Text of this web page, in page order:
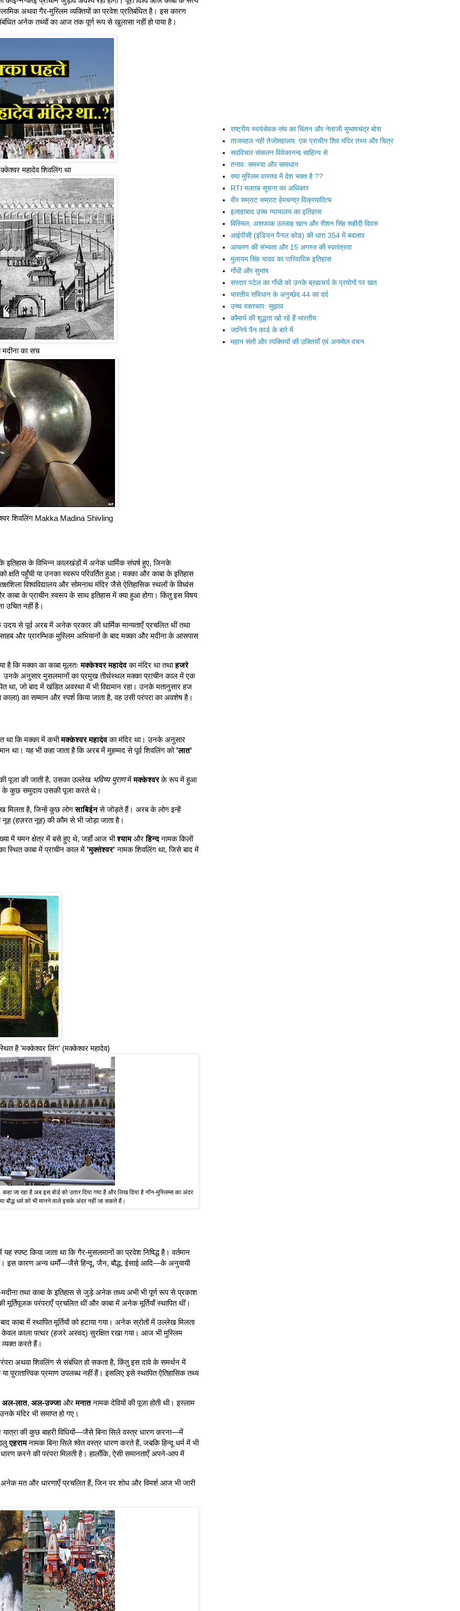
अथवा गैर-मुस्लिम व्यक्तियों का प्रवेश प्रतिबंधित है। इस कारण
अनेक तथ्यों का आज तक पूर्ण रूप से खुलासा नहीं हो पाया है।
महादेव शिवलिंग था
मदीना का सच
शिवलिंग Makka Madina Shivling
इतिहास के विभिन्न कालखंडों में अनेक धार्मिक संघर्ष हुए, जिनके
क्षति पहुँची या उनका स्वरूप परिवर्तित हुआ। मक्का और काबा के इतिहास
विश्वविद्यालय और सोमनाथ मंदिर जैसे ऐतिहासिक स्थलों के विध्वंस
के प्राचीन स्वरूप के साथ इतिहास में क्या हुआ होगा। किंतु इस विषय
उचित नहीं है।
से पूर्व अरब में अनेक प्रकार की धार्मिक मान्यताएँ प्रचलित थीं तथा
और प्रारम्भिक मुस्लिम अभियानों के बाद मक्का और मदीना के आसपास
है कि मक्का का काबा मूलतःमक्केश्वर महादेवका मंदिर था तथाहजरे
उनके अनुसार मुसलमानों का प्रमुख तीर्थस्थल मक्का प्राचीन काल में एक
था, जो बाद में खंडित अवस्था में भी विद्यमान रहा। उनके मतानुसार हज
का सम्मान और स्पर्श किया जाता है, वह उसी परंपरा का अवशेष है।
था कि मक्का में कभीमक्केश्वर महादेवका मंदिर था। उनके अनुसार
था। यह भी कहा जाता है कि अरब में मुहम्मद से पूर्व शिवलिंग को'लात'
पूजा की जाती है, उसका उल्लेख भविष्य पुराणमेंमक्केश्वरके रूप में हुआ
के कुछ समुदाय उसकी पूजा करते थे।
मिलता है, जिन्हें कुछ लोगसाबिईनसे जोड़ते हैं। अरब के लोग इन्हें
(हज़रत नूह) की कौम से भी जोड़ा जाता है।
में यमन क्षेत्र में बसे हुए थे, जहाँ आज भीश्यामऔरहिन्दनामक किलों
काबा में प्राचीन काल में 'मुक्तेश्वर' नामक शिवलिंग था, जिसे बाद में
है 'मक्केश्वर लिंग' (मक्केश्वर महादेव)
जा रहा है अब इस बोर्ड को उतार दिया गया है और लिख दिया है नॉन-मुस्लिम्स का अंदर
बौद्ध धर्म को भी मानने वाले इसके अंदर नहीं जा सकते हैं।
किया जाता था कि गैर-मुसलमानों का प्रवेश निषिद्ध है। वर्तमान
कारण अन्य धर्मों—जैसे हिन्दू, जैन, बौद्ध, ईसाई आदि—के अनुयायी
तथा काबा के इतिहास से जुड़े अनेक तथ्य अभी भी पूर्ण रूप से प्रकाश
परंपराएँ प्रचलित थीं और काबा में अनेक मूर्तियाँ स्थापित थीं।
काबा में स्थापित मूर्तियों को हटाया गया। अनेक स्रोतों में उल्लेख मिलता
केवल काला पत्थर (हजरे अस्वद) सुरक्षित रखा गया। आज भी मुस्लिम
व्यक्त करते हैं।
अथवा शिवलिंग से संबंधित हो सकता है, किंतु इस दावे के समर्थन में
या पुरातात्त्विक प्रमाण उपलब्ध नहीं हैं। इसलिए इसे स्थापित ऐतिहासिक तथ्य
अल-लात, अल-उज्जाऔरमनातनामक देवियों की पूजा होती थी। इस्लाम
मंदिर भी समाप्त हो गए।
की कुछ बाहरी विधियों—जैसे बिना सिले वस्त्र धारण करना—में
एहरामनामक बिना सिले श्वेत वस्त्र धारण करते हैं, जबकि हिन्दू धर्म में भी
करने की परंपरा मिलती है। हालाँकि, ऐसी समानताएँ अपने-आप में
मत और धारणाएँ प्रचलित हैं, जिन पर शोध और विमर्श आज भी जारी
राष्ट्रीय स्वयंसेवक संघ का चिंतन और नेताजी सुभाषचंद्र बोस
ताजमहल नही तेजोमहालय: एक प्राचीन शिव मंदिर तथ्य और चित्र
सदविचार संकलन विवेकानन्द साहित्य से
तनाव: समस्या और समाधान
क्या मुस्लिम वास्तव में देश भक्त है ??
RTI मलतब सूचना का अधिकार
वीर सम्राट सम्राट हेमचन्द्र विक्रमादित्य
इलाहाबाद उच्च न्यायालय का इतिहास
बिस्मिल, अशफाक उल्लाह खान और रौशन सिंह शहीदी दिवस
आईपीसी (इंडियन पैनल कोड) की धारा 354 में बदलाव
आचरण की संभ्यता और 15 अगस्त की स्वतंत्रता
मुलायम सिंह यादव का पारिवारिक इतिहास
गाँधी और सुभाष
सरदार पटेल का गाँधी को उनके ब्रह्मचर्य के प्रयोगों पर खत
भारतीय संविधान के अनुच्छेद 44 का दर्द
उच्च रक्तचाप: सुझाव
कौमार्य की शुद्धता खो रहे हैं भारतीय
जानिये पैन कार्ड के बारे में
महान संतों और व्यक्तियों की उक्तियाँ एवं अनमोल वचन